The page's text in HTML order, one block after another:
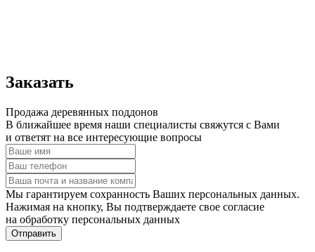
Заказать
Продажа деревянных поддонов
В ближайшее время наши специалисты свяжутся с Вами
и ответят на все интересующие вопросы
Мы гарантируем сохранность Ваших персональных данных.
Нажимая на кнопку, Вы подтверждаете свое согласие
на обработку персональных данных
Отправить